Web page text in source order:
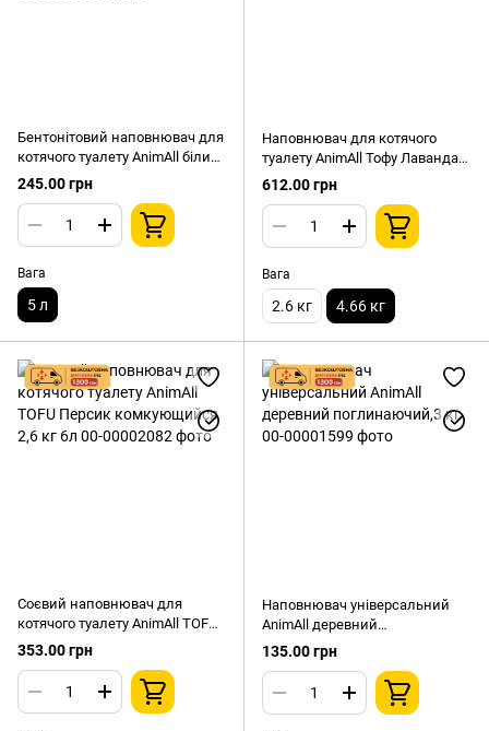
Бентонітовий наповнювач для
котячого туалету AnimAll білий
Класик комкуючий без
аромату 5л
245.00 грн
Вага
5 л
Наповнювач для котячого
туалету AnimAll Тофу Лаванда
4,66кг/10 л
612.00 грн
Вага
2.6 кг 4.66 кг
Соєвий наповнювач для
котячого туалету AnimAll TOFU
Персик комкующийся 2,6 кг 6л
353.00 грн
Наповнювач універсальний
AnimAll деревний
поглинаючий,3 кг
135.00 грн